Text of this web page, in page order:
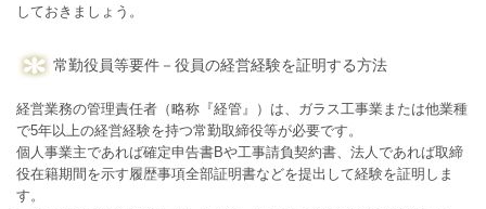
しておきましょう。
常勤役員等要件－役員の経営経験を証明する方法
経営業務の管理責任者（略称『経管』）は、ガラス工事業または他業種
で5年以上の経営経験を持つ常勤取締役等が必要です。
個人事業主であれば確定申告書Bや工事請負契約書、法人であれば取締
役在籍期間を示す履歴事項全部証明書などを提出して経験を証明しま
す。